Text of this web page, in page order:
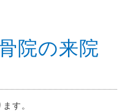
院の来院
す。